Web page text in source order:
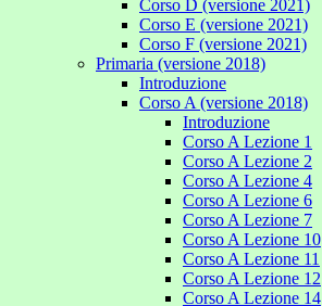
Corso D (versione 2021)
Corso E (versione 2021)
Corso F (versione 2021)
Primaria (versione 2018)
Introduzione
Corso A (versione 2018)
Introduzione
Corso A Lezione 1
Corso A Lezione 2
Corso A Lezione 4
Corso A Lezione 6
Corso A Lezione 7
Corso A Lezione 10
Corso A Lezione 11
Corso A Lezione 12
Corso A Lezione 14